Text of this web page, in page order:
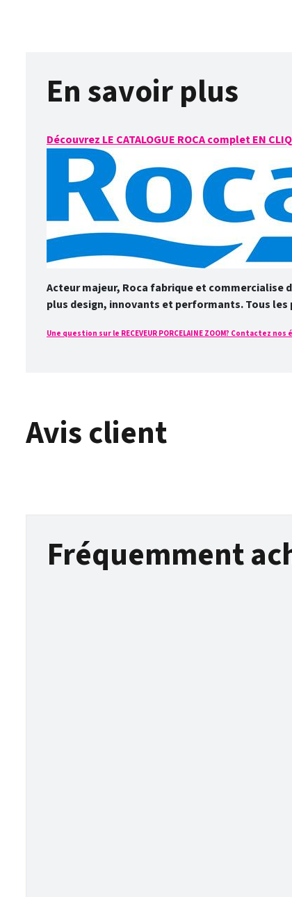
En savoir plus
Découvrez LE CATALOGUE ROCA complet EN
Acteur majeur, Roca fabrique et commercialise
plus design, innovants et performants. Tous
Une question sur le RECEVEUR PORCELAINE ZOOM? Contactez
Avis client
Fréquemment